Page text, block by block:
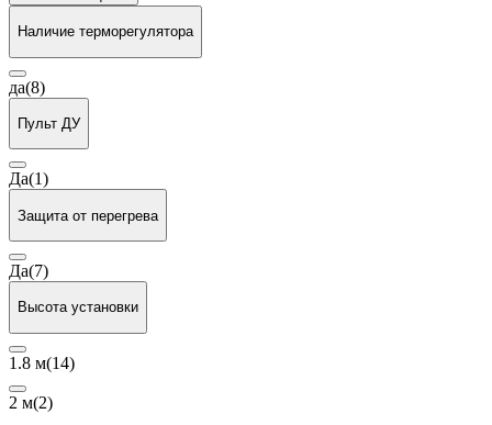
Наличие терморегулятора
да(8)
Пульт ДУ
Да(1)
Защита от перегрева
Да(7)
Высота установки
1.8 м(14)
2 м(2)